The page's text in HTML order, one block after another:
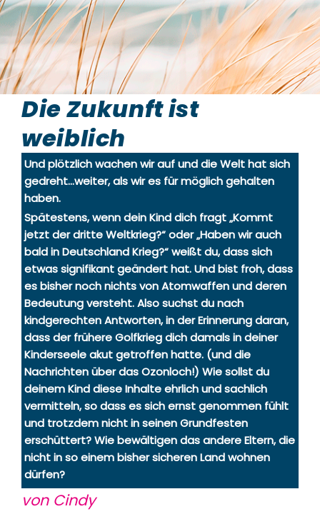
Die Zukunft ist
weiblich
Und plötzlich wachen wir auf und die Welt hat sich
gedreht…weiter, als wir es für möglich gehalten
haben.
Spätestens, wenn dein Kind dich fragt „Kommt
jetzt der dritte Weltkrieg?“ oder „Haben wir auch
bald in Deutschland Krieg?“ weißt du, dass sich
etwas signifikant geändert hat. Und bist froh, dass
es bisher noch nichts von Atomwaffen und deren
Bedeutung versteht. Also suchst du nach
kindgerechten Antworten, in der Erinnerung daran,
dass der frühere Golfkrieg dich damals in deiner
Kinderseele akut getroffen hatte. (und die
Nachrichten über das Ozonloch!) Wie sollst du
deinem Kind diese Inhalte ehrlich und sachlich
vermitteln, so dass es sich ernst genommen fühlt
und trotzdem nicht in seinen Grundfesten
erschüttert? Wie bewältigen das andere Eltern, die
nicht in so einem bisher sicheren Land wohnen
dürfen?
von Cindy